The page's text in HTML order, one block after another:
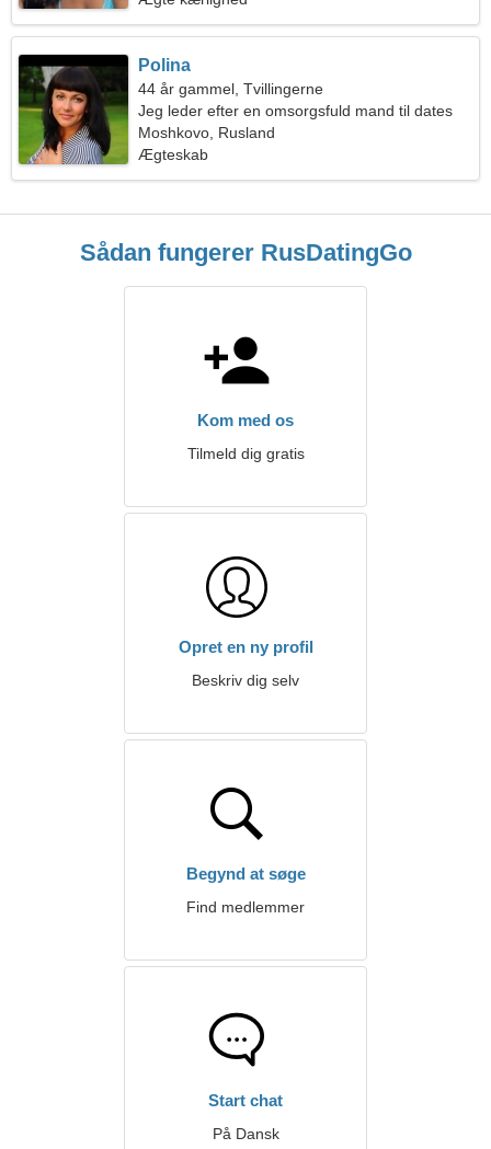
Polina
44 år gammel, Tvillingerne
Jeg leder efter en omsorgsfuld mand til dates
Moshkovo, Rusland
Ægteskab
Sådan fungerer RusDatingGo
Kom med os
Tilmeld dig gratis
Opret en ny profil
Beskriv dig selv
Begynd at søge
Find medlemmer
Start chat
På Dansk